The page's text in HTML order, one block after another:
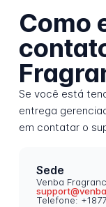
Como
Se você está
entrega
em contatar o
Sede
Venba
Telefone: